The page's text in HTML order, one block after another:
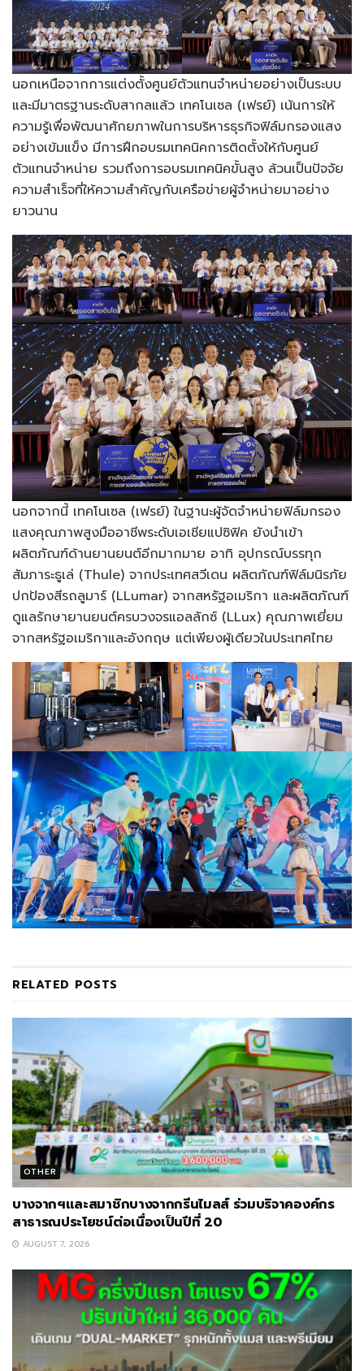
นอกเหนือจากการแต่งตั้งศูนย์ตัวแทนจำหน่ายอย่างเป็นระบบ
และมีมาตรฐานระดับสากลแล้ว เทคโนเซล (เฟรย์) เน้นการให้
ความรู้เพื่อพัฒนาศักยภาพในการบริหารธุรกิจฟิล์มกรองแสง
อย่างเข้มแข็ง มีการฝึกอบรมเทคนิคการติดตั้งให้กับศูนย์
ตัวแทนจำหน่าย รวมถึงการอบรมเทคนิคขั้นสูง ล้วนเป็นปัจจัย
ความสำเร็จที่ให้ความสำคัญกับเครือข่ายผู้จำหน่ายมาอย่าง
ยาวนาน
นอกจากนี้ เทคโนเซล (เฟรย์) ในฐานะผู้จัดจำหน่ายฟิล์มกรอง
แสงคุณภาพสูงมืออาชีพระดับเอเชียแปซิฟิค ยังนำเข้า
ผลิตภัณฑ์ด้านยานยนต์อีกมากมาย อาทิ อุปกรณ์บรรทุก
สัมภาระธูเล่ (Thule) จากประเทศสวีเดน ผลิตภัณฑ์ฟิล์มนิรภัย
ปกป้องสีรถลูมาร์ (LLumar) จากสหรัฐอเมริกา และผลิตภัณฑ์
ดูแลรักษายานยนต์ครบวงจรแอลลักซ์ (LLux) คุณภาพเยี่ยม
จากสหรัฐอเมริกาและอังกฤษ แต่เพียงผู้เดียวในประเทศไทย
RELATED POSTS
OTHER
บางจากฯและสมาชิกบางจากกรีนไมลส์ ร่วมบริจาคองค์กร
สาธารณประโยชน์ต่อเนื่องเป็นปีที่ 20
AUGUST 7, 2026